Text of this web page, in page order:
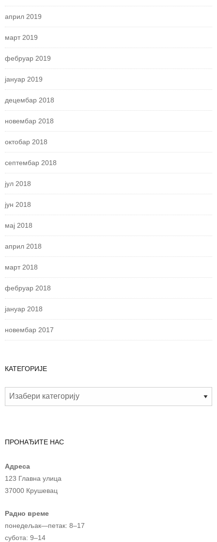
април 2019
март 2019
фебруар 2019
јануар 2019
децембар 2018
новембар 2018
октобар 2018
септембар 2018
јул 2018
јун 2018
мај 2018
април 2018
март 2018
фебруар 2018
јануар 2018
новембар 2017
КАТЕГОРИЈЕ
ПРОНАЂИТЕ НАС
Адреса
123 Главна улица
37000 Крушевац
Радно време
понедељак—петак: 8–17
субота: 9–14